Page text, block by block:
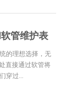
管维护表
的理想选择，无
直接通过软管将
穿过...